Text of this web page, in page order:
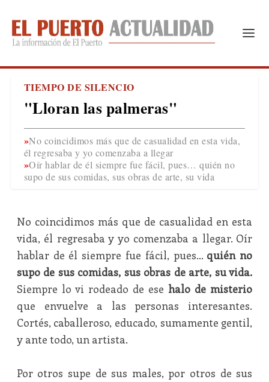
TIEMPO DE SILENCIO
"Lloran las palmeras"
No coincidimos más que de casualidad en esta vida,
él regresaba y yo comenzaba a llegar
Oír hablar de él siempre fue fácil, pues… quién no
supo de sus comidas, sus obras de arte, su vida
No coincidimos más que de casualidad en esta
vida, él regresaba y yo comenzaba a llegar. Oír
hablar de él siempre fue fácil, pues… quién no
supo de sus comidas, sus obras de arte, su vida.
Siempre lo vi rodeado de ese halo de misterio
que envuelve a las personas interesantes.
Cortés, caballeroso, educado, sumamente gentil,
y ante todo, un artista.
Por otros supe de sus males, por otros de sus